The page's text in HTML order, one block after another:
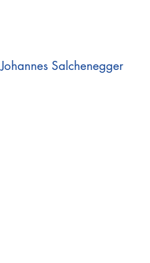
Johannes Salchenegger